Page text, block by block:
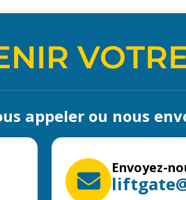
appeler ou nous
Envoyez-